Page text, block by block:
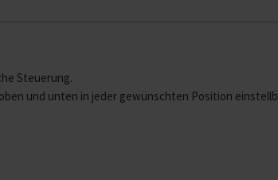
Steuerung.
und unten in jeder gewünschten Position